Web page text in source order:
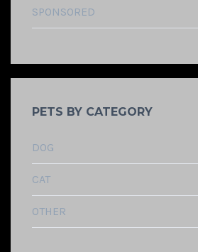
SPONSORED
PETS BY CATEGORY
DOG
CAT
OTHER